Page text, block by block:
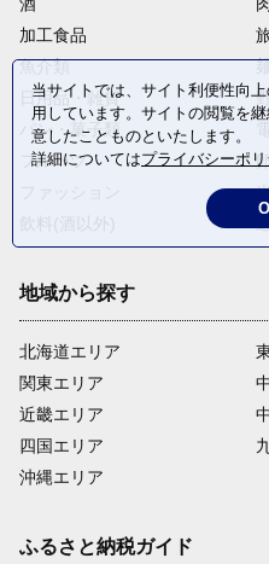
加工食品
魚介類
日用品・雑貨
パン・菓子類
フルーツ
地域から探す
北海道エリア
関東エリア
近畿エリア
四国エリア
沖縄エリア
ふるさと納税ガイド
当サイトでは、サイト利便性向
用しています。サイトの閲覧を
意したことものといたします。
詳細についてはプライバシーポ